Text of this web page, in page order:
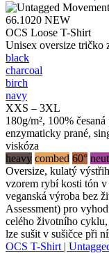
66.1020 NEW
OCS Loose T-Shirt
Unisex oversize tričko
black
charcoal
birch
navy
XXS – 3XL
180g/m², 100%
enzymaticky prané,
viskóza
heavy combed 60°
Oversize, kulatý
vzorem rybí kosti tón
veganská výroba bez
Assessment) pro
celého životního
lze sušit v sušičce při
OCS T-Shirt |